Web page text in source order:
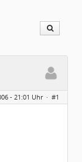
- 21:01 Uhr · #1